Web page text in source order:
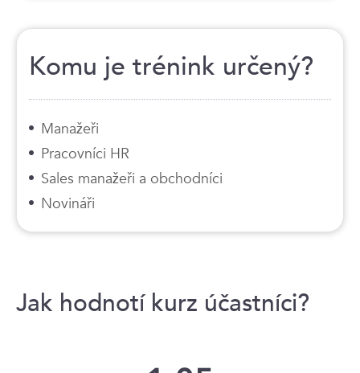
Komu je trénink určený?
Manažeři
Pracovníci HR
Sales manažeři a obchodníci
Novináři
Jak hodnotí kurz účastníci?